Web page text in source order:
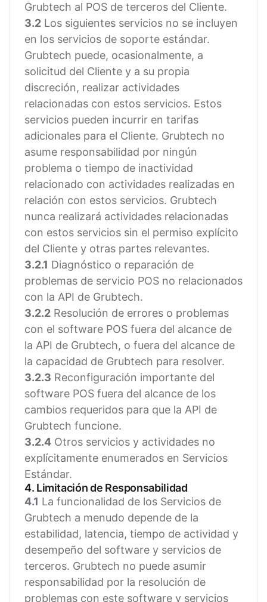
Grubtech al POS de terceros del Cliente.
3.2 Los siguientes servicios no se incluyen
en los servicios de soporte estándar.
Grubtech puede, ocasionalmente, a
solicitud del Cliente y a su propia
discreción, realizar actividades
relacionadas con estos servicios. Estos
servicios pueden incurrir en tarifas
adicionales para el Cliente. Grubtech no
asume responsabilidad por ningún
problema o tiempo de inactividad
relacionado con actividades realizadas en
relación con estos servicios. Grubtech
nunca realizará actividades relacionadas
con estos servicios sin el permiso explícito
del Cliente y otras partes relevantes.
3.2.1 Diagnóstico o reparación de
problemas de servicio POS no relacionados
con la API de Grubtech.
3.2.2 Resolución de errores o problemas
con el software POS fuera del alcance de
la API de Grubtech, o fuera del alcance de
la capacidad de Grubtech para resolver.
3.2.3 Reconfiguración importante del
software POS fuera del alcance de los
cambios requeridos para que la API de
Grubtech funcione.
3.2.4 Otros servicios y actividades no
explícitamente enumerados en Servicios
Estándar.
4. Limitación de Responsabilidad
4.1 La funcionalidad de los Servicios de
Grubtech a menudo depende de la
estabilidad, latencia, tiempo de actividad y
desempeño del software y servicios de
terceros. Grubtech no puede asumir
responsabilidad por la resolución de
problemas con este software y servicios